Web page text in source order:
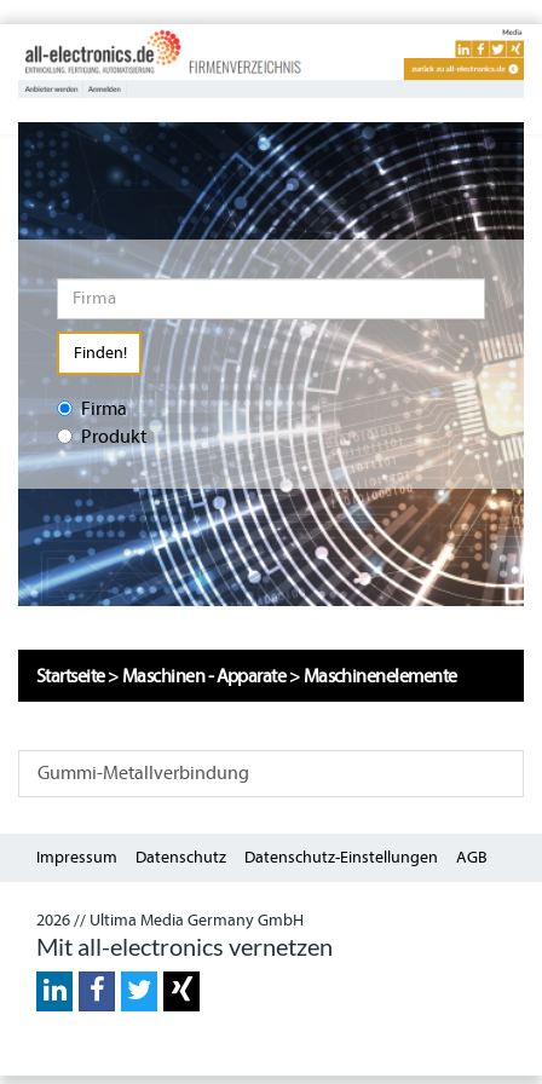
Finden!
Firma
Produkt
Startseite> Maschinen - Apparate > Maschinenelemente
Gummi-Metallverbindung
Impressum Datenschutz Datenschutz-Einstellungen AGB
2026 // Ultima Media Germany GmbH
Mit all-electronics vernetzen